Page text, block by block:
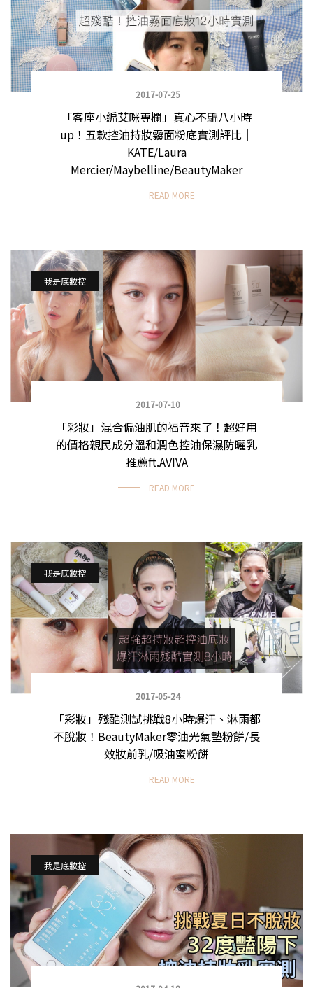
2017-07-25
「客座小編艾咪專欄」真心不騙八小時
up！五款控油持妝霧面粉底實測評比｜
KATE/Laura
Mercier/Maybelline/BeautyMaker
READ MORE
我是底妝控
2017-07-10
「彩妝」混合偏油肌的福音來了！超好用
的價格親民成分溫和潤色控油保濕防曬乳
推薦ft.AVIVA
READ MORE
我是底妝控
2017-05-24
「彩妝」殘酷測試挑戰8小時爆汗、淋雨都
不脫妝！BeautyMaker零油光氣墊粉餅/長
效妝前乳/吸油蜜粉餅
READ MORE
我是底妝控